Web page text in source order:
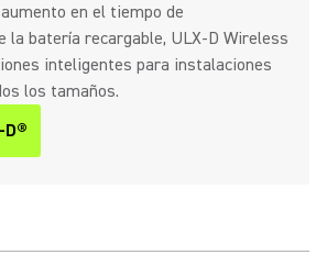
en el tiempo de
la batería recargable, ULX-D Wireless
inteligentes para instalaciones
los tamaños.
D®